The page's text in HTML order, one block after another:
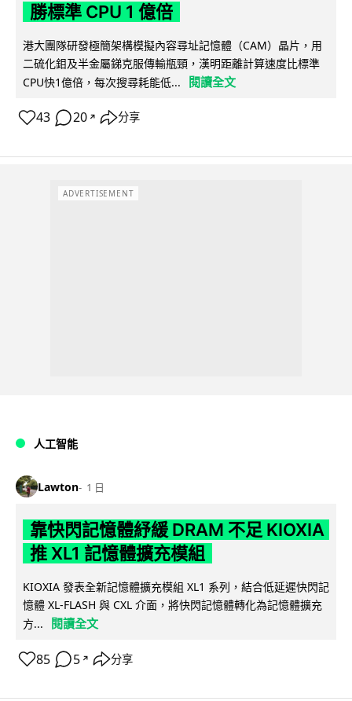
勝標準 CPU 1 億倍
港大團隊研發極簡架構模擬內容尋址記憶體（CAM）晶片，用
二硫化鉬及半金屬銻克服傳輸瓶頸，漢明距離計算速度比標準
CPU快1億倍，每次搜尋耗能低...
閱讀全文
43 20 ↗ 分享
ADVERTISEMENT
人工智能
Lawton 1 日
靠快閃記憶體紓緩 DRAM 不足 KIOXIA
推 XL1 記憶體擴充模組
KIOXIA 發表全新記憶體擴充模組 XL1 系列，結合低延遲快閃記
憶體 XL-FLASH 與 CXL 介面，將快閃記憶體轉化為記憶體擴充
方...
閱讀全文
85 5 ↗ 分享